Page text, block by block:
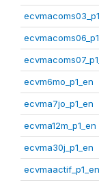
ecvm6mo_p1_en
ecvma7jo_p1_en
ecvma12m_p1_en
ecvma30j_p1_en
ecvmaactif_p1_en